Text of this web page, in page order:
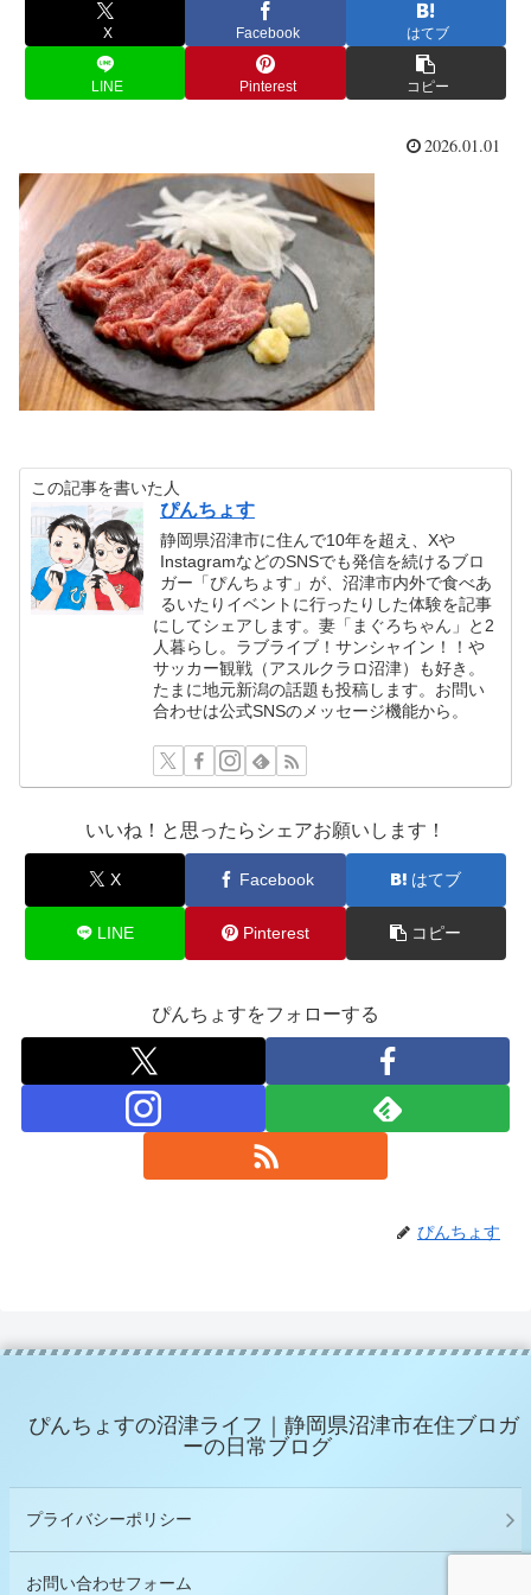
X Facebook はてブ
LINE Pinterest コピー
2026.01.01
この記事を書いた人
ぴんちょす
静岡県沼津市に住んで10年を超え、Xや
InstagramなどのSNSでも発信を続けるブロ
ガー「ぴんちょす」が、沼津市内外で食べあ
るいたりイベントに行ったりした体験を記事
にしてシェアします。妻「まぐろちゃん」と2
人暮らし。ラブライブ！サンシャイン！！や
サッカー観戦（アスルクラロ沼津）も好き。
たまに地元新潟の話題も投稿します。お問い
合わせは公式SNSのメッセージ機能から。
いいね！と思ったらシェアお願いします！
X Facebook はてブ
LINE Pinterest コピー
ぴんちょすをフォローする
ぴんちょす
ぴんちょすの沼津ライフ｜静岡県沼津市在住ブロガ
ーの日常ブログ
プライバシーポリシー
お問い合わせフォーム